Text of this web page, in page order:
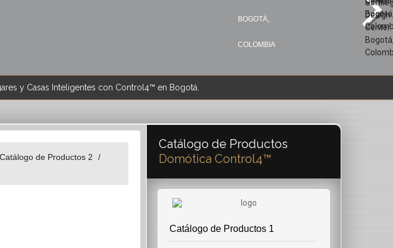
control programable.
y Casas Inteligentes con Control4™ en Bogotá.
Catálogo de Productos 2
Catálogo de Productos
Domótica Control4™
Catálogo de Productos 1